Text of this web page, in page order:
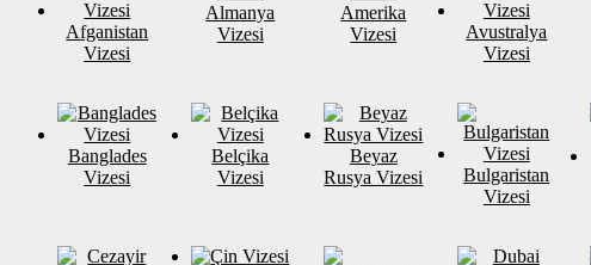
Afganistan
Vizesi
Almanya
Vizesi
Amerika
Vizesi
Avustralya
Vizesi
Banglades
Vizesi
Belçika
Vizesi
Beyaz
Rusya Vizesi
Bulgaristan
Vizesi